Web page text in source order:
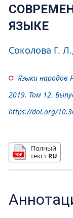
ЯЗЫКЕ
Соколова Г. Л.
Языки народов
2019. Том 12.
https://doi.org/
Полный
текст RU